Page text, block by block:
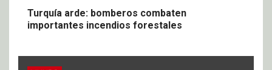
Turquía arde: bomberos combaten
importantes incendios forestales